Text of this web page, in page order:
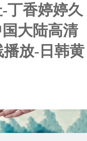
丁香婷婷久
大陆高清
放-日韩黄